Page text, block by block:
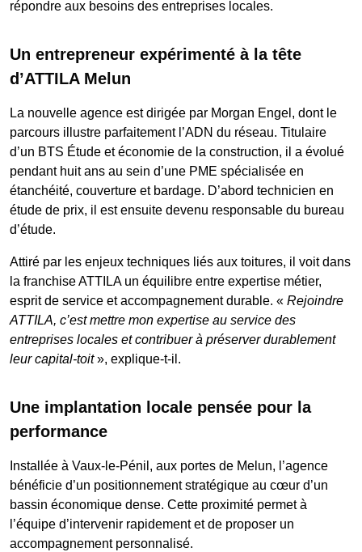
répondre aux besoins des entreprises locales.
Un entrepreneur expérimenté à la tête
d’ATTILA Melun
La nouvelle agence est dirigée par Morgan Engel, dont le
parcours illustre parfaitement l’ADN du réseau. Titulaire
d’un BTS Étude et économie de la construction, il a évolué
pendant huit ans au sein d’une PME spécialisée en
étanchéité, couverture et bardage. D’abord technicien en
étude de prix, il est ensuite devenu responsable du bureau
d’étude.
Attiré par les enjeux techniques liés aux toitures, il voit dans
la franchise ATTILA un équilibre entre expertise métier,
esprit de service et accompagnement durable. « Rejoindre
ATTILA, c’est mettre mon expertise au service des
entreprises locales et contribuer à préserver durablement
leur capital-toit», explique-t-il.
Une implantation locale pensée pour la
performance
Installée à Vaux-le-Pénil, aux portes de Melun, l’agence
bénéficie d’un positionnement stratégique au cœur d’un
bassin économique dense. Cette proximité permet à
l’équipe d’intervenir rapidement et de proposer un
accompagnement personnalisé.